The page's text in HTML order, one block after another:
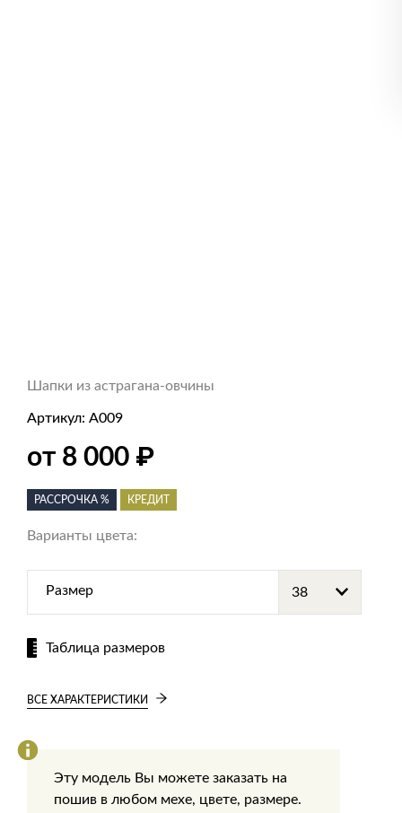
Шапки из астрагана-овчины
Артикул: А009
от 8 000 ₽
РАССРОЧКА % КРЕДИТ
Варианты цвета:
Размер
Таблица размеров
ВСЕ ХАРАКТЕРИСТИКИ
Эту модель Вы можете заказать на
пошив в любом мехе, цвете, размере.